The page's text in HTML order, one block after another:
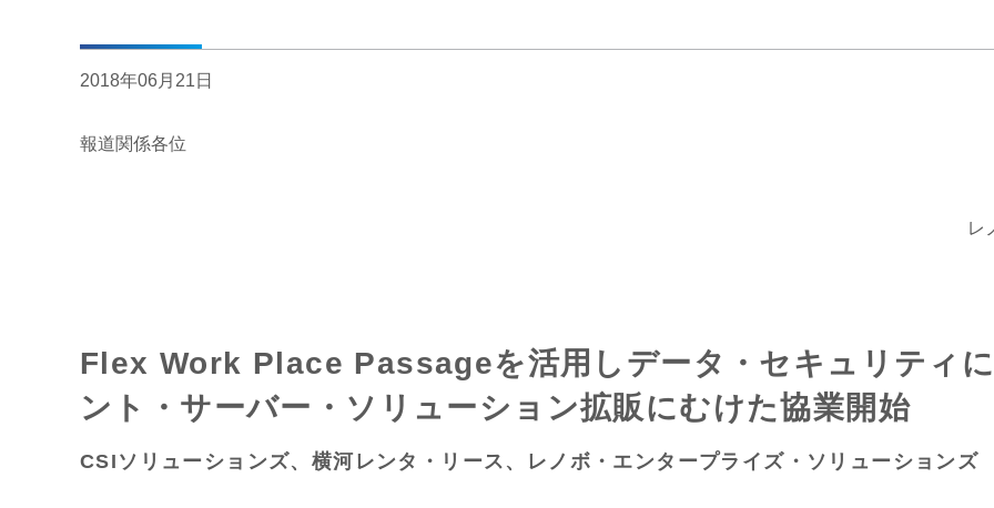
2018年06月21日
報道関係各位
レ
Flex Work Place Passageを活用しデータ・セキュリティ
ント・サーバー・ソリューション拡販にむけた協業開始
CSIソリューションズ、横河レンタ・リース、レノボ・エンタープライズ・ソリューションズ